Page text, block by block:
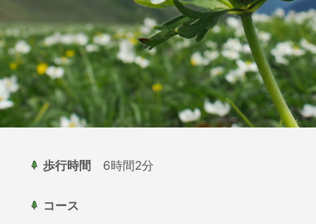
歩行時間 6時間2分
コース